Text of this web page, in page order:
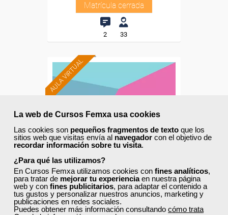
La web de Cursos Femxa usa cookies
Las cookies son pequeños fragmentos de texto que los
sitios web que visitas envía al navegador con el objetivo de
recordar información sobre tu visita.
¿Para qué las utilizamos?
En Cursos Femxa utilizamos cookies con fines analíticos,
para tratar de mejorar tu experienciaen nuestra página
web y con fines publicitarios, para adaptar el contenido a
tus gustos y personalizar nuestros anuncios, marketing y
publicaciones en redes sociales.
Puedes obtener más información consultando cómo trata
Matrícula cerrada
2 33
AULA VIRTUAL
Cursos Femxa